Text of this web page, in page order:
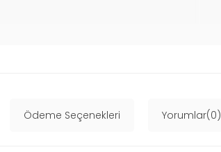
Ödeme Seçenekleri Yorumlar(0)